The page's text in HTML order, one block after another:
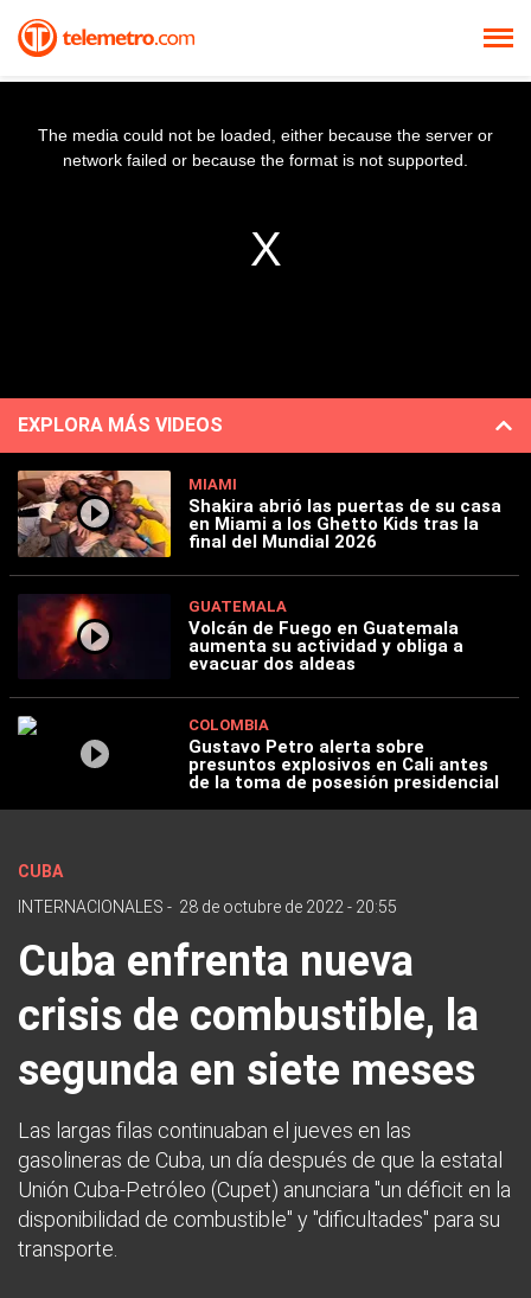
The media could not be loaded, either because the server or
network failed or because the format is not supported.
EXPLORA MÁS VIDEOS
MIAMI
Shakira abrió las puertas de su casa
en Miami a los Ghetto Kids tras la
final del Mundial 2026
GUATEMALA
Volcán de Fuego en Guatemala
aumenta su actividad y obliga a
evacuar dos aldeas
COLOMBIA
Gustavo Petro alerta sobre
presuntos explosivos en Cali antes
de la toma de posesión presidencial
CUBA
INTERNACIONALES - 28 de octubre de 2022 - 20:55
Cuba enfrenta nueva
crisis de combustible, la
segunda en siete meses
Las largas filas continuaban el jueves en las
gasolineras de Cuba, un día después de que la estatal
Unión Cuba-Petróleo (Cupet) anunciara "un déficit en la
disponibilidad de combustible" y "dificultades" para su
transporte.